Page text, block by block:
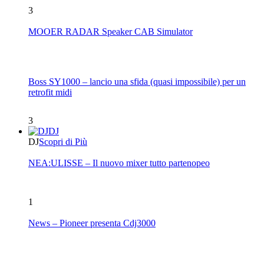
3
MOOER RADAR Speaker CAB Simulator
Boss SY1000 – lancio una sfida (quasi impossibile) per un
retrofit midi
3
DJ
DJScopri di Più
NEA:ULISSE – Il nuovo mixer tutto partenopeo
1
News – Pioneer presenta Cdj3000